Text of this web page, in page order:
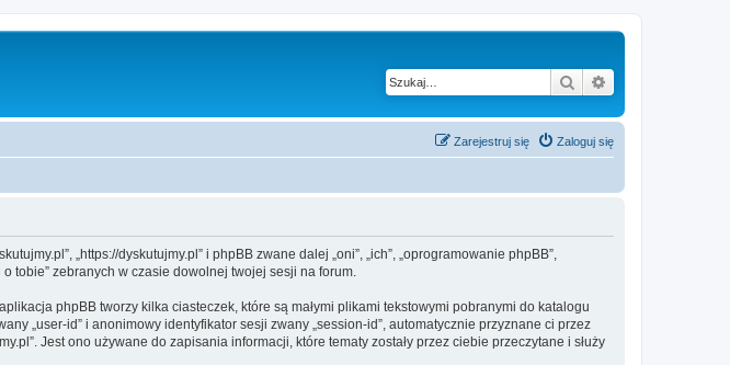
Szukaj
Zaloguj się
Zarejestruj się
„https://dyskutujmy.pl” i phpBB zwane dalej „oni”, „ich”, „oprogramowanie phpBB”,
o tobie” zebranych w czasie dowolnej twojej sesji na forum.
phpBB tworzy kilka ciasteczek, które są małymi plikami tekstowymi pobranymi do katalogu
„user-id” i anonimowy identyfikator sesji zwany „session-id”, automatycznie przyznane ci przez
Jest ono używane do zapisania informacji, które tematy zostały przez ciebie przeczytane i służy